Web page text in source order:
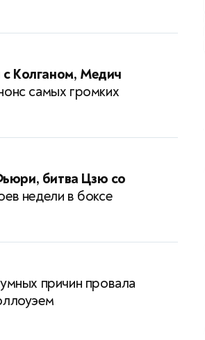
Колганом, Медич
самых громких
битва Цзю со
недели в боксе
причин провала